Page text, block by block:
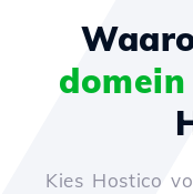
Kies Hostico